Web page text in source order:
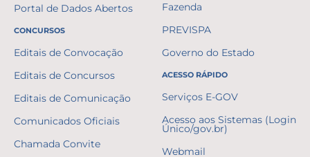
Portal de Dados Abertos
CONCURSOS
Editais de Convocação
Editais de Concursos
Editais de Comunicação
Comunicados Oficiais
Chamada Convite
Fazenda
PREVISPA
Governo do Estado
ACESSO RÁPIDO
Serviços E-GOV
Acesso aos Sistemas (Login
Único/gov.br)
Webmail